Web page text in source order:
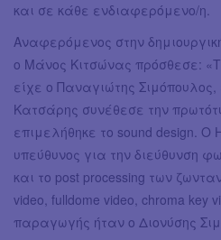
και σε κάθε ενδιαφερόμενο/η.
Αναφερόμενος στην
ο Μάνος Κιτσώνας πρόσθεσε:
είχε ο Παναγιώτης
Κατσάρης συνέθεσε την
επιμελήθηκε το sound design.
υπεύθυνος για την διεύθυνση
και το post processing των
video, fulldome video, chroma key
παραγωγής ήταν ο Διονύσης